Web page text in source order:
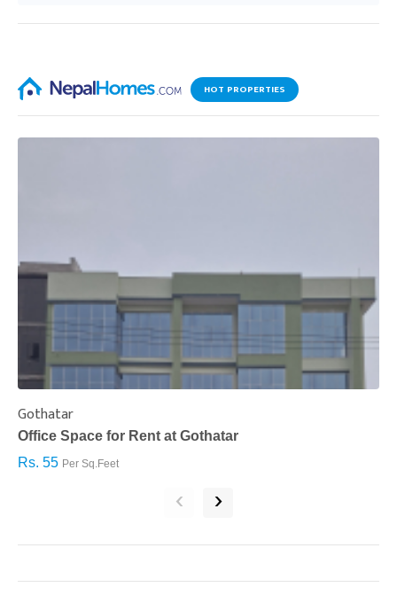
HOT PROPERTIES
Gothatar
Office Space for Rent at Gothatar
Rs. 55 Per Sq.Feet
‹ ›